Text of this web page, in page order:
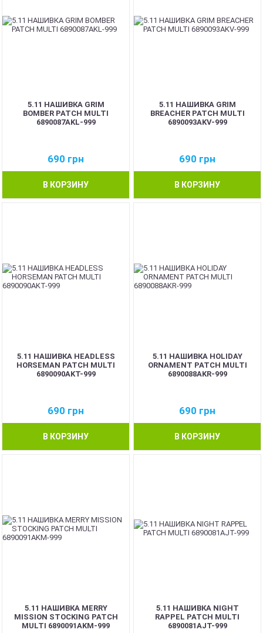
5.11 НАШИВКА GRIM
BOMBER PATCH MULTI
6890087AKL-999
690 грн
В КОРЗИНУ
5.11 НАШИВКА GRIM
BREACHER PATCH MULTI
6890093AKV-999
690 грн
В КОРЗИНУ
5.11 НАШИВКА HEADLESS
HORSEMAN PATCH MULTI
6890090AKT-999
690 грн
В КОРЗИНУ
5.11 НАШИВКА HOLIDAY
ORNAMENT PATCH MULTI
6890088AKR-999
690 грн
В КОРЗИНУ
5.11 НАШИВКА MERRY
MISSION STOCKING PATCH
MULTI 6890091AKM-999
5.11 НАШИВКА NIGHT
RAPPEL PATCH MULTI
6890081AJT-999